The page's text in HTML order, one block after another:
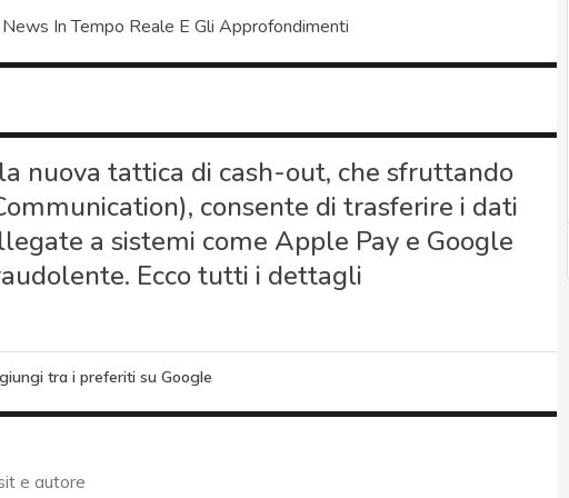
In Tempo Reale E Gli Approfondimenti
nuova tattica di cash-out, che sfruttando
consente di trasferire i dati
a sistemi come Apple Pay e Google
Ecco tutti i dettagli
tra i preferiti su Google
e autore